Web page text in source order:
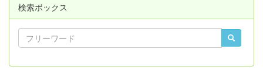
検索ボックス